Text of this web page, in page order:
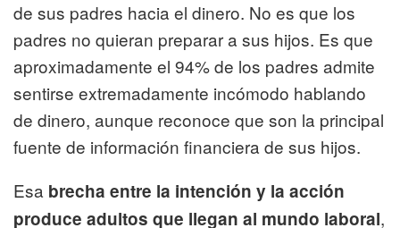
de sus padres hacia el dinero. No es que los
padres no quieran preparar a sus hijos. Es que
aproximadamente el 94% de los padres admite
sentirse extremadamente incómodo hablando
de dinero, aunque reconoce que son la principal
fuente de información financiera de sus hijos.
Esa brecha entre la intención y la acción
produce adultos que llegan al mundo laboral,